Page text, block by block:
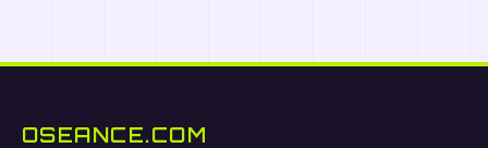
OSEANCE.COM